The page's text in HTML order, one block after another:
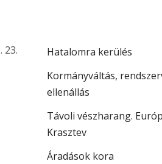
23.
Hatalomra kerülés
Kormányváltás,
ellenállás
Távoli vészharang.
Krasztev
Áradások kora